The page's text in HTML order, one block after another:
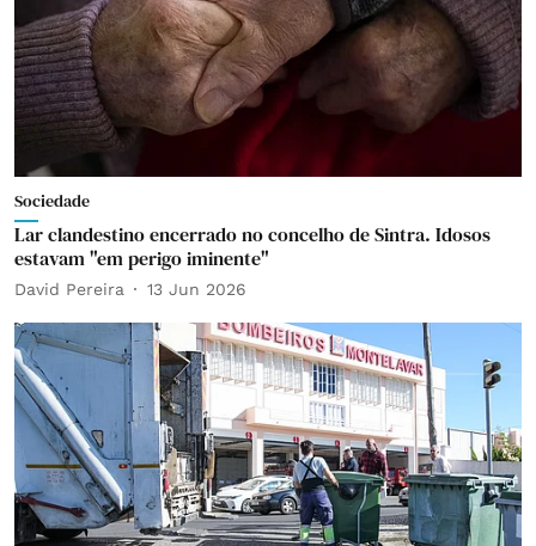
Sociedade
Lar clandestino encerrado no concelho de Sintra. Idosos
estavam "em perigo iminente"
David Pereira 13 Jun 2026